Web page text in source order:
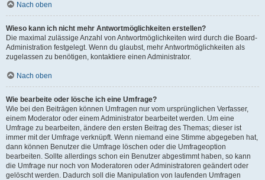
Nach oben
Wieso kann ich nicht mehr Antwortmöglichkeiten erstellen?
Die maximal zulässige Anzahl von Antwortmöglichkeiten wird durch die Board-
Administration festgelegt. Wenn du glaubst, mehr Antwortmöglichkeiten als
zugelassen zu benötigen, kontaktiere einen Administrator.
Nach oben
Wie bearbeite oder lösche ich eine Umfrage?
Wie bei den Beiträgen können Umfragen nur vom ursprünglichen Verfasser,
einem Moderator oder einem Administrator bearbeitet werden. Um eine
Umfrage zu bearbeiten, ändere den ersten Beitrag des Themas; dieser ist
immer mit der Umfrage verknüpft. Wenn niemand eine Stimme abgegeben hat,
dann können Benutzer die Umfrage löschen oder die Umfrageoption
bearbeiten. Sollte allerdings schon ein Benutzer abgestimmt haben, so kann
die Umfrage nur noch von Moderatoren oder Administratoren geändert oder
gelöscht werden. Dadurch soll die Manipulation von laufenden Umfragen